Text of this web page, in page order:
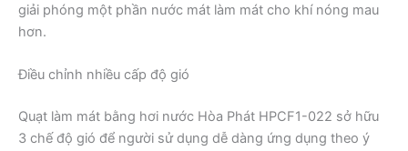
giải phóng một phần nước mát làm mát cho khí nóng mau
hơn.
Điều chỉnh nhiều cấp độ gió
Quạt làm mát bằng hơi nước Hòa Phát HPCF1-022 sở hữu
3 chế độ gió để người sử dụng dễ dàng ứng dụng theo ý